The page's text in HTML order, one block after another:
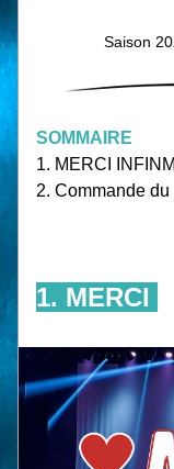
Saison
SOMMAIRE
1. MERCI
2. Commande
1. MERCI